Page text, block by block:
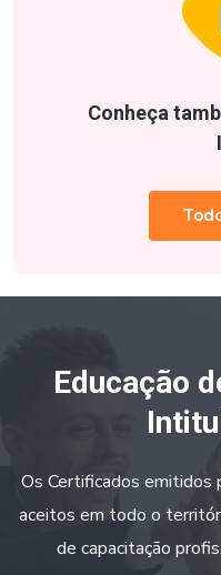
Conheça
Educação
Os Certificados emitidos
aceitos em todo o
de capacitação